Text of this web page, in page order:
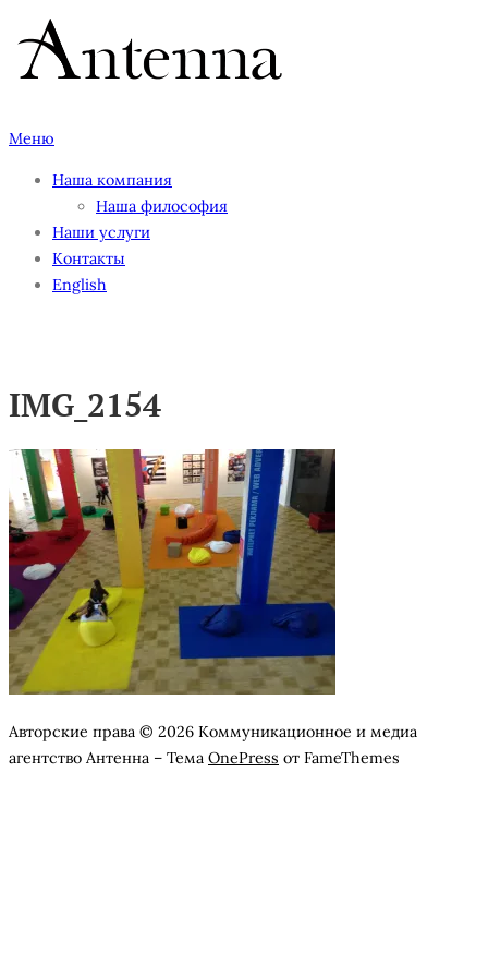
Перейти
содержимому
Меню
Наша компания
Наша философия
Наши услуги
Контакты
English
IMG_2154
Авторские права © 2026 Коммуникационное и медиа
агентство Антенна – Тема OnePress от FameThemes